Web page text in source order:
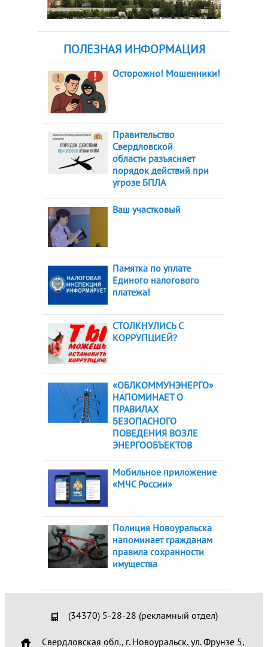
ПОЛЕЗНАЯ ИНФОРМАЦИЯ
Осторожно! Мошенники!
Правительство
Свердловской
области разъясняет
порядок действий при
угрозе БПЛА
Ваш участковый
Памятка по уплате
Единого налогового
платежа!
СТОЛКНУЛИСЬ С
КОРРУПЦИЕЙ?
«ОБЛКОММУНЭНЕРГО»
НАПОМИНАЕТ О
ПРАВИЛАХ
БЕЗОПАСНОГО
ПОВЕДЕНИЯ ВОЗЛЕ
ЭНЕРГООБЪЕКТОВ
Мобильное приложение
«МЧС России»
Полиция Новоуральска
напоминает гражданам
правила сохранности
имущества
(34370) 5-28-28 (рекламный отдел)
Свердловская обл., г. Новоуральск, ул. Фрунзе 5,